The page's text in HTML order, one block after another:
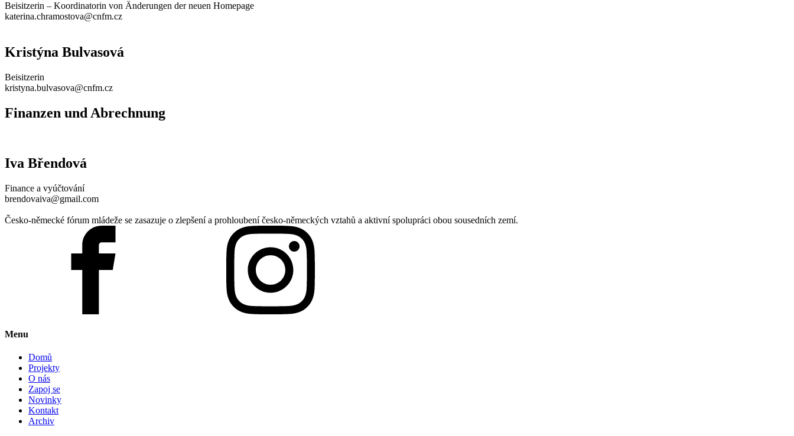
Beisitzerin – Koordinatorin von Änderungen der neuen Homepage
katerina.chramostova@cnfm.cz
Kristýna Bulvasová
Beisitzerin
kristyna.bulvasova@cnfm.cz
Finanzen und Abrechnung
Iva Břendová
Finance a vyúčtování
brendovaiva@gmail.com
Česko-německé fórum mládeže se zasazuje o zlepšení a prohloubení česko-německých vztahů a aktivní spolupráci obou sousedních zemí.
Menu
Domů
Projekty
O nás
Zapoj se
Novinky
Kontakt
Archiv